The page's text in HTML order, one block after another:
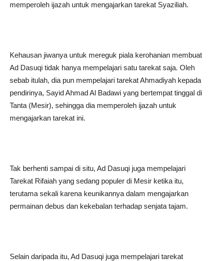
memperoleh ijazah untuk mengajarkan tarekat Syaziliah.
Kehausan jiwanya untuk mereguk piala kerohanian membuat
Ad Dasuqi tidak hanya mempelajari satu tarekat saja. Oleh
sebab itulah, dia pun mempelajari tarekat Ahmadiyah kepada
pendirinya, Sayid Ahmad Al Badawi yang bertempat tinggal di
Tanta (Mesir), sehingga dia memperoleh ijazah untuk
mengajarkan tarekat ini.
Tak berhenti sampai di situ, Ad Dasuqi juga mempelajari
Tarekat Rifaiah yang sedang populer di Mesir ketika itu,
terutama sekali karena keunikannya dalam mengajarkan
permainan debus dan kekebalan terhadap senjata tajam.
Selain daripada itu, Ad Dasuqi juga mempelajari tarekat